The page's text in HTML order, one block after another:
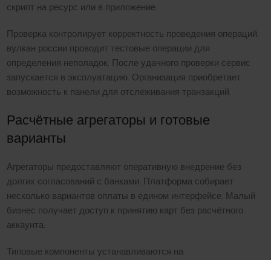
скрипт на ресурс или в приложение.
Проверка контролирует корректность проведения операций.
вулкан россии проводит тестовые операции для
определения неполадок. После удачного проверки сервис
запускается в эксплуатацию. Организация приобретает
возможность к панели для отслеживания транзакций.
Расчётные агрегаторы и готовые
варианты
Агрегаторы предоставляют оперативную внедрение без
долгих согласований с банками. Платформа собирает
несколько вариантов оплаты в едином интерфейсе. Малый
бизнес получает доступ к принятию карт без расчётного
аккаунта.
Типовые компоненты устанавливаются на